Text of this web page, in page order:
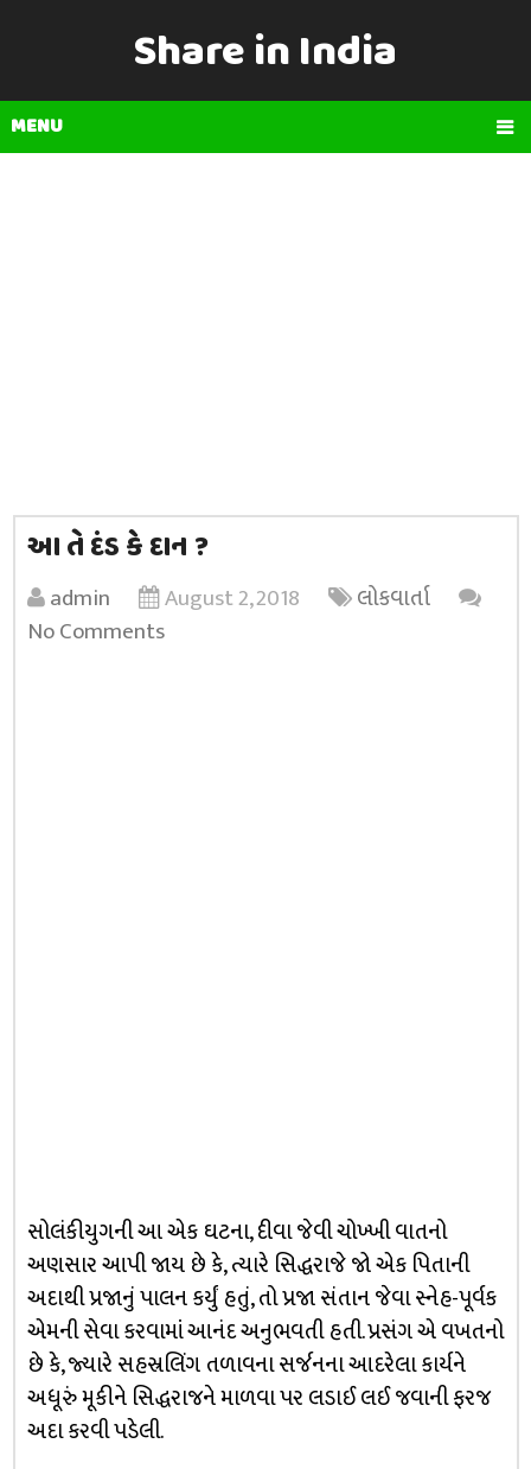
Share in India
MENU
આ તે દંડ કે દાન ?
admin August 2, 2018
લોકવાર્તા
No Comments
સોલંકીયુગની આ એક ઘટના, દીવા જેવી ચોખ્ખી વાતનો
અણસાર આપી જાય છે કે, ત્યારે સિદ્ધરાજે જો એક પિતાની
અદાથી પ્રજાનું પાલન કર્યું હતું, તો પ્રજા સંતાન જેવા સ્નેહ-પૂર્વક
એમની સેવા કરવામાં આનંદ અનુભવતી હતી. પ્રસંગ એ વખતનો
છે કે, જ્યારે સહસ્રલિંગ તળાવના સર્જનના આદરેલા કાર્યને
અધૂરું મૂકીને સિદ્ધરાજને માળવા પર લડાઈ લઈ જવાની ફરજ
અદા કરવી પડેલી.